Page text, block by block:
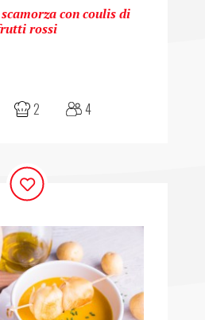
con coulis di
rossi
2 4